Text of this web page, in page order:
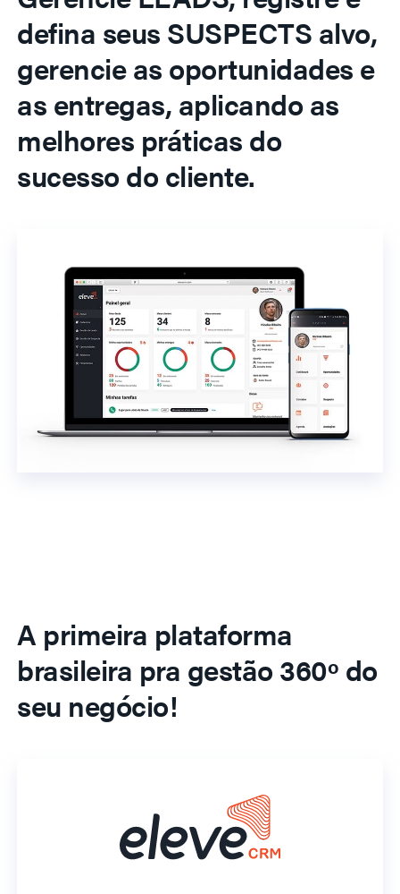
defina seus SUSPECTS alvo,
gerencie as oportunidades e
as entregas, aplicando as
melhores práticas do
sucesso do cliente.
A primeira plataforma
brasileira pra gestão 360º do
seu negócio!